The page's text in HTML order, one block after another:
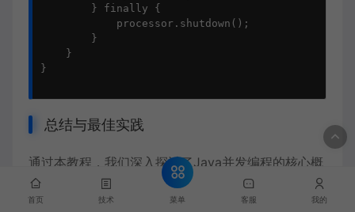
        } finally {
            processor.shutdown();
        }
    }
}
总结与最佳实践
通过本教程，我们深入探讨了Java并发编程的核心概
念和技术。以下是关键要点和最佳实践：
首页 技术 菜单 客服 我的